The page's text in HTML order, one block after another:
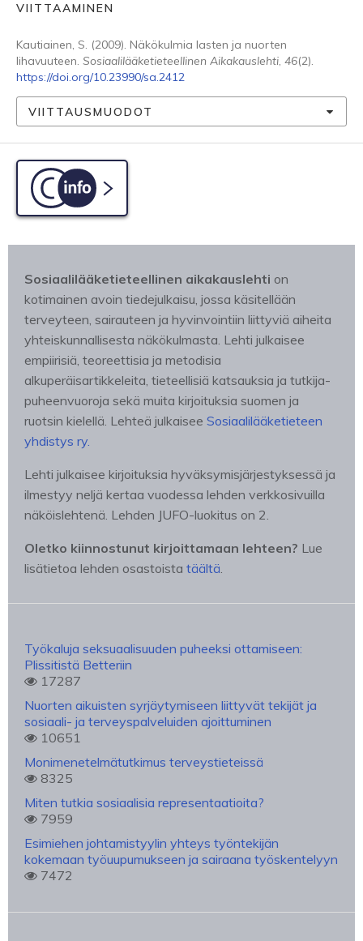
VIITTAAMINEN
Kautiainen, S. (2009). Näkökulmia lasten ja nuorten
lihavuuteen. Sosiaalilääketieteellinen Aikakauslehti, 46(2).
https://doi.org/10.23990/sa.2412
VIITTAUSMUODOT
C-info
Sosiaalilääketieteellinen aikakauslehti on
kotimainen avoin tiedejulkaisu, jossa käsitellään
terveyteen, sairauteen ja hyvinvointiin liittyviä aiheita
yhteiskunnallisesta näkökulmasta. Lehti julkaisee
empiirisiä, teoreettisia ja metodisia
alkuperäisartikkeleita, tieteellisiä katsauksia ja tutkija-
puheenvuoroja sekä muita kirjoituksia suomen ja
ruotsin kielellä. Lehteä julkaisee Sosiaalilääketieteen
yhdistys ry.
Lehti julkaisee kirjoituksia hyväksymisjärjestyksessä ja
ilmestyy neljä kertaa vuodessa lehden verkkosivuilla
näköislehtenä. Lehden JUFO-luokitus on 2.
Oletko kiinnostunut kirjoittamaan lehteen? Lue
lisätietoa lehden osastoista täältä.
Työkaluja seksuaalisuuden puheeksi ottamiseen:
Plissitistä Betteriin
17287
Nuorten aikuisten syrjäytymiseen liittyvät tekijät ja
sosiaali- ja terveyspalveluiden ajoittuminen
10651
Monimenetelmätutkimus terveystieteissä
8325
Miten tutkia sosiaalisia representaatioita?
7959
Esimiehen johtamistyylin yhteys työntekijän
kokemaan työuupumukseen ja sairaana työskentelyyn
7472